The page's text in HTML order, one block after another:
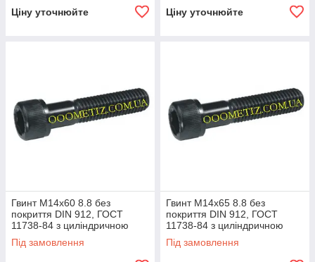
Ціну уточнюйте Ціну уточнюйте
Гвинт М14х60 8.8 без
покриття DIN 912, ГОСТ
11738-84 з циліндричною
головкою та внутрішнім
шестигранником
Під замовлення
Гвинт М14х65 8.8 без
покриття DIN 912, ГОСТ
11738-84 з циліндричною
головкою та внутрішнім
шестигранником
Під замовлення